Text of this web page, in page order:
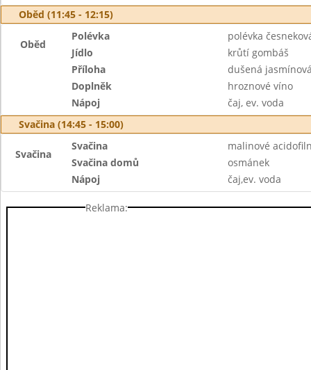
Oběd (11:45 - 12:15)
Oběd
Polévka
polévka
Jídlo
krůtí gombáš
Příloha
dušená
Doplněk
hroznové víno
Nápoj
čaj, ev. voda
Svačina (14:45 - 15:00)
Svačina
Svačina
malinové
Svačina domů
osmánek
Nápoj
čaj,ev. voda
Reklama: